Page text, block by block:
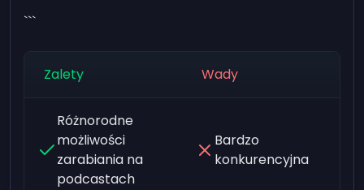
```
Zalety Wady
Różnorodne
możliwości
zarabiania na
podcastach
Bardzo
konkurencyjna